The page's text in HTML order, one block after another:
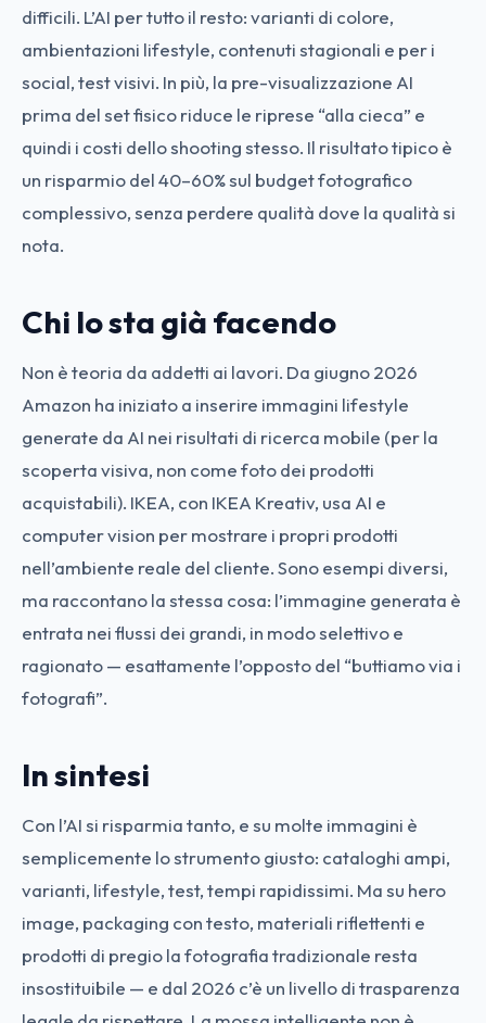
difficili. L’AI per tutto il resto: varianti di colore,
ambientazioni lifestyle, contenuti stagionali e per i
social, test visivi. In più, la pre-visualizzazione AI
prima del set fisico riduce le riprese “alla cieca” e
quindi i costi dello shooting stesso. Il risultato tipico è
un risparmio del 40–60% sul budget fotografico
complessivo, senza perdere qualità dove la qualità si
nota.
Chi lo sta già facendo
Non è teoria da addetti ai lavori. Da giugno 2026
Amazon ha iniziato a inserire immagini lifestyle
generate da AI nei risultati di ricerca mobile (per la
scoperta visiva, non come foto dei prodotti
acquistabili). IKEA, con IKEA Kreativ, usa AI e
computer vision per mostrare i propri prodotti
nell’ambiente reale del cliente. Sono esempi diversi,
ma raccontano la stessa cosa: l’immagine generata è
entrata nei flussi dei grandi, in modo selettivo e
ragionato — esattamente l’opposto del “buttiamo via i
fotografi”.
In sintesi
Con l’AI si risparmia tanto, e su molte immagini è
semplicemente lo strumento giusto: cataloghi ampi,
varianti, lifestyle, test, tempi rapidissimi. Ma su hero
image, packaging con testo, materiali riflettenti e
prodotti di pregio la fotografia tradizionale resta
insostituibile — e dal 2026 c’è un livello di trasparenza